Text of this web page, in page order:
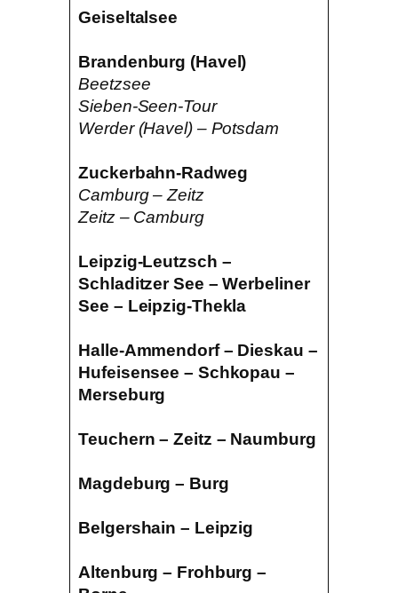
Geiseltalsee
Brandenburg (Havel)
Beetzsee
Sieben-Seen-Tour
Werder (Havel) – Potsdam
Zuckerbahn-Radweg
Camburg – Zeitz
Zeitz – Camburg
Leipzig-Leutzsch –
Schladitzer See – Werbeliner
See – Leipzig-Thekla
Halle-Ammendorf – Dieskau –
Hufeisensee – Schkopau –
Merseburg
Teuchern – Zeitz – Naumburg
Magdeburg – Burg
Belgershain – Leipzig
Altenburg – Frohburg –